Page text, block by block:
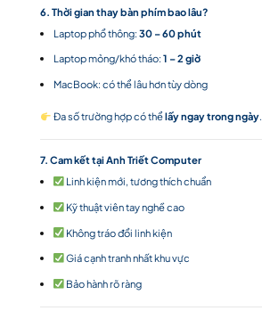
6. Thời gian thay bàn phím bao lâu?
Laptop phổ thông: 30 – 60 phút
Laptop mỏng/khó tháo: 1 – 2 giờ
MacBook: có thể lâu hơn tùy dòng
Đa số trường hợp có thểlấy ngay trong ngày.
7. Cam kết tại Anh Triết Computer
Linh kiện mới, tương thích chuẩn
Kỹ thuật viên tay nghề cao
Không tráo đổi linh kiện
Giá cạnh tranh nhất khu vực
Bảo hành rõ ràng